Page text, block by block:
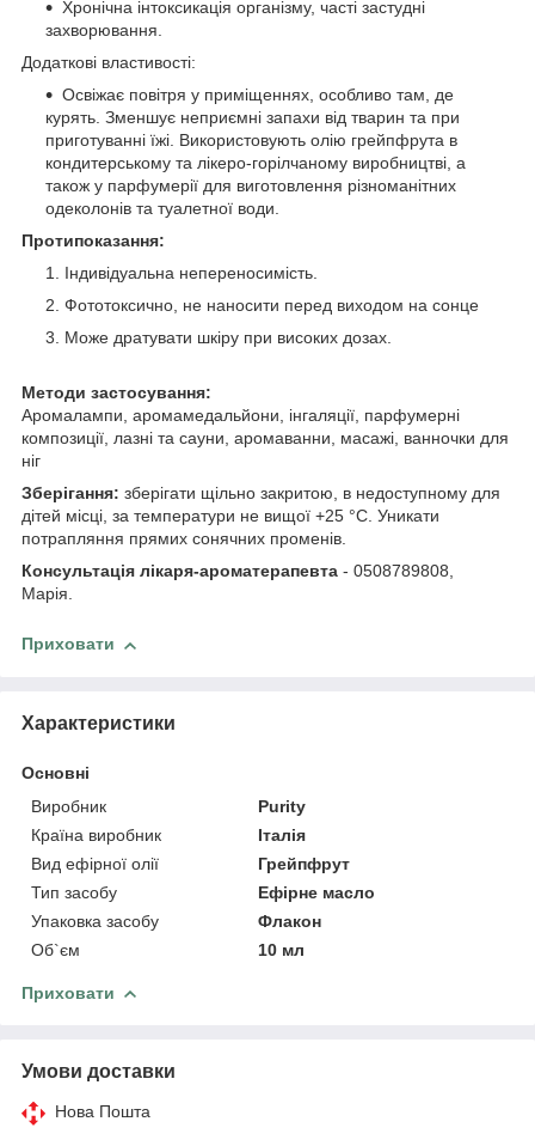
Хронічна інтоксикація організму, часті застудні
захворювання.
Додаткові властивості:
Освіжає повітря у приміщеннях, особливо там, де
курять. Зменшує неприємні запахи від тварин та при
приготуванні їжі. Використовують олію грейпфрута в
кондитерському та лікеро-горілчаному виробництві, а
також у парфумерії для виготовлення різноманітних
одеколонів та туалетної води.
Протипоказання:
Індивідуальна непереносимість.
Фототоксично, не наносити перед виходом на сонце
Може дратувати шкіру при високих дозах.
Методи застосування:
Аромалампи, аромамедальйони, інгаляції, парфумерні
композиції, лазні та сауни, аромаванни, масажі, ванночки для
ніг
Зберігання: зберігати щільно закритою, в недоступному для
дітей місці, за температури не вищої +25 °C. Уникати
потрапляння прямих сонячних променів.
Консультація лікаря-ароматерапевта - 0508789808,
Марія.
Приховати
Характеристики
Основні
Виробник
Purity
Країна виробник
Італія
Вид ефірної олії
Грейпфрут
Тип засобу
Ефірне масло
Упаковка засобу
Флакон
Об`єм
10 мл
Приховати
Умови доставки
Нова Пошта